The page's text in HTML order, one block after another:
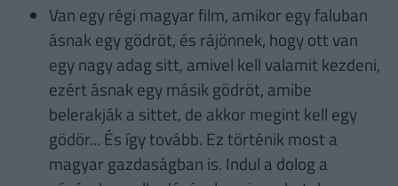
Van egy régi magyar film, amikor egy faluban
ásnak egy gödröt, és rájönnek, hogy ott van
egy nagy adag sitt, amivel kell valamit kezdeni,
ezért ásnak egy másik gödröt, amibe
belerakják a sittet, de akkor megint kell egy
gödör... És így tovább. Ez történik most a
magyar gazdaságban is. Indul a dolog a